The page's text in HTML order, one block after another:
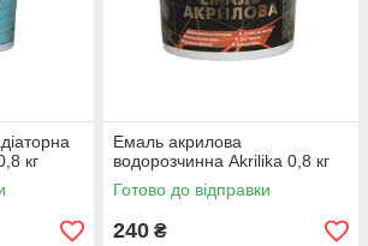
кг
Емаль акрилова
водорозчинна Akrilika 0,8 кг
Готово до відправки
240 ₴